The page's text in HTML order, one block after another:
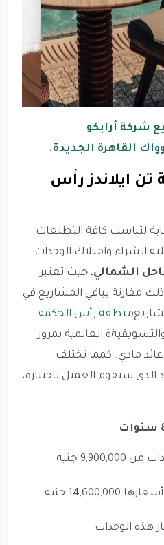
أرابكو
القاهرة الجديدة.
تن ايلاندز رأس
لتناسب كافة التطلعات
الشراء وامتلاك الوحدات
، حيث تعتبر
مقارنة بباقي المشاريع في
منطقة رأس الحكمة
العالمية بمرور
مادي. كمما تختلف
الذي سيقوم العميل باختياره،
كبائن: تبدأ أسعار تلك الوحدات من 9,900,000 جنيه
سي فرونت ريزيدنس: تبلغ أسعارها 14,600,000 جنيه
هذه الوحدات